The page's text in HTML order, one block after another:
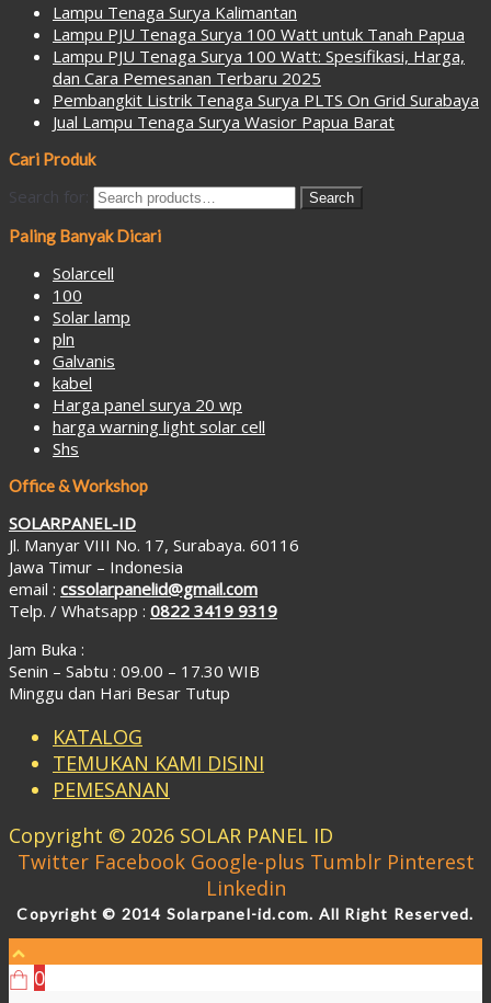
Lampu Tenaga Surya Kalimantan
Lampu PJU Tenaga Surya 100 Watt untuk Tanah Papua
Lampu PJU Tenaga Surya 100 Watt: Spesifikasi, Harga,
dan Cara Pemesanan Terbaru 2025
Pembangkit Listrik Tenaga Surya PLTS On Grid Surabaya
Jual Lampu Tenaga Surya Wasior Papua Barat
Cari Produk
Search for: Search
Paling Banyak Dicari
Solarcell
100
Solar lamp
pln
Galvanis
kabel
Harga panel surya 20 wp
harga warning light solar cell
Shs
Office & Workshop
SOLARPANEL-ID
Jl. Manyar VIII No. 17, Surabaya. 60116
Jawa Timur – Indonesia
email : cssolarpanelid@gmail.com
Telp. / Whatsapp : 0822 3419 9319
Jam Buka :
Senin – Sabtu : 09.00 – 17.30 WIB
Minggu dan Hari Besar Tutup
KATALOG
TEMUKAN KAMI DISINI
PEMESANAN
Copyright © 2026 SOLAR PANEL ID
Twitter Facebook Google-plus Tumblr Pinterest
Linkedin
Copyright © 2014 Solarpanel-id.com. All Right Reserved.
0